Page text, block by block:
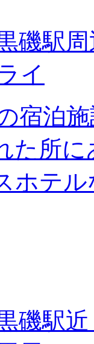
黒
イ
宿泊
た所
ホテ
黒